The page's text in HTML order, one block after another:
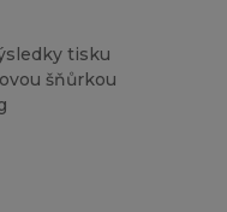
tisku
šňůrkou